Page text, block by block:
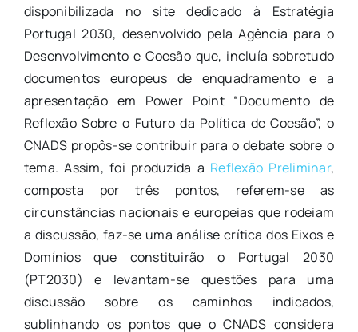
disponibilizada no site dedicado à Estratégia
Portugal 2030, desenvolvido pela Agência para o
Desenvolvimento e Coesão que, incluía sobretudo
documentos europeus de enquadramento e a
apresentação em Power Point “Documento de
Reflexão Sobre o Futuro da Política de Coesão”, o
CNADS propôs-se contribuir para o debate sobre o
tema. Assim, foi produzida a Reflexão Preliminar,
composta por três pontos, referem-se as
circunstâncias nacionais e europeias que rodeiam
a discussão, faz-se uma análise crítica dos Eixos e
Domínios que constituirão o Portugal 2030
(PT2030) e levantam-se questões para uma
discussão sobre os caminhos indicados,
sublinhando os pontos que o CNADS considera